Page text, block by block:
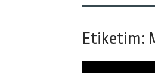
Etiketim: